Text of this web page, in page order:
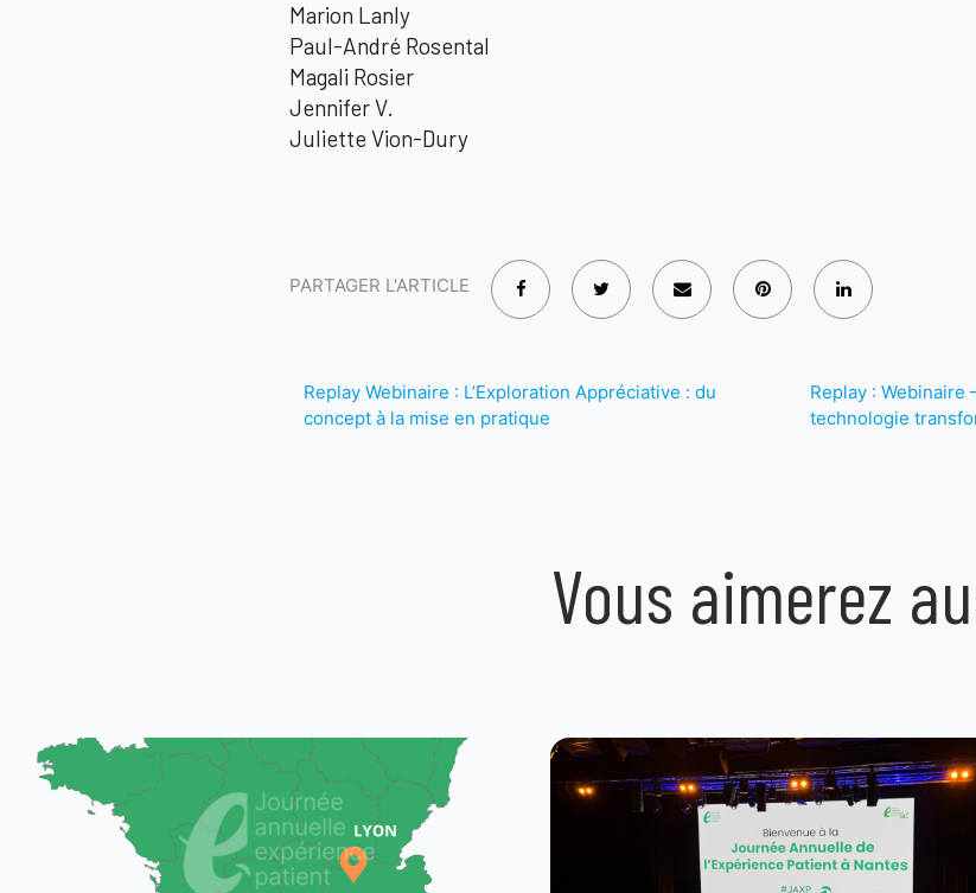
Marion Lanly
Paul-André Rosental
Magali Rosier
Jennifer V.
Juliette Vion-Dury
PARTAGER L'ARTICLE
Replay Webinaire : L’Exploration Appréciative : du
concept à la mise en pratique
Replay : Webinaire
technologie
Vous aimerez